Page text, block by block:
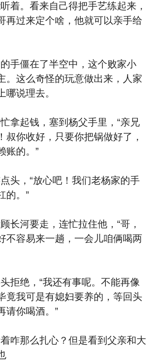
。看来自己得把手艺练起来，
再过来定个啥，他就可以亲手给
僵在了半空中，这个败家小
。这么奇怪的玩意做出来，人家
哪说理去。
起钱，塞到杨父手里，“亲兄
叔你收好，只要你把锅做好了，
账的。”
，“放心吧！我们老杨家的手
的。”
河要走，连忙拉住他，“哥，
不容易来一趟，一会儿咱俩喝两
绝，“我还有事呢。不能再像
竟我可是有媳妇要养的，等回头
请你喝酒。”
那么扎心？但是看到父亲和大